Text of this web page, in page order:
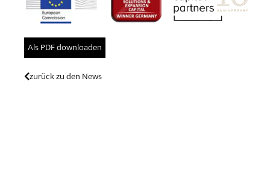
Als PDF downloaden
zurück zu den News